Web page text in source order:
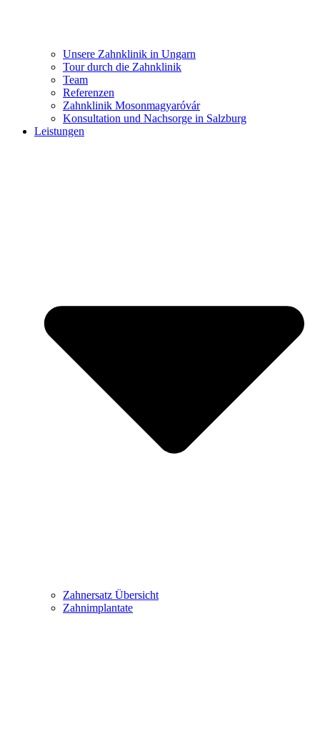
Unsere Zahnklinik in Ungarn
Tour durch die Zahnklinik
Team
Referenzen
Zahnklinik Mosonmagyaróvár
Konsultation und Nachsorge in Salzburg
Leistungen
Zahnersatz Übersicht
Zahnimplantate